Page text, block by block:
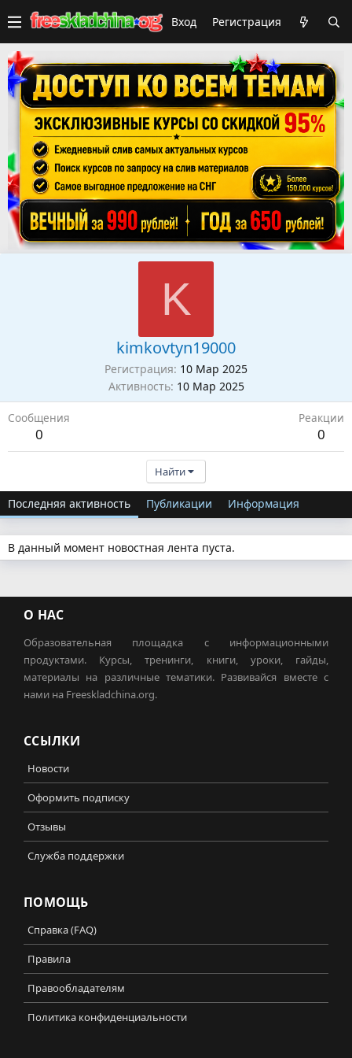
Вход Регистрация
K
kimkovtyn19000
Регистрация 10 Мар 2025
Активность 10 Мар 2025
Сообщения
0
Реакции
0
Найти
Последняя активность Публикации Информация
В данный момент новостная лента пуста.
О НАС
Образовательная площадка с информационными
продуктами. Курсы, тренинги, книги, уроки, гайды,
материалы на различные тематики. Развивайся вместе с
нами на Freeskladchina.org.
ССЫЛКИ
Новости
Оформить подписку
Отзывы
Служба поддержки
ПОМОЩЬ
Справка (FAQ)
Правила
Правообладателям
Политика конфиденциальности